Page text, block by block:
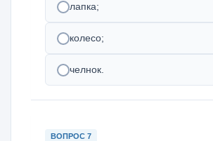
лапка;
колесо;
челнок.
ВОПРОС 7